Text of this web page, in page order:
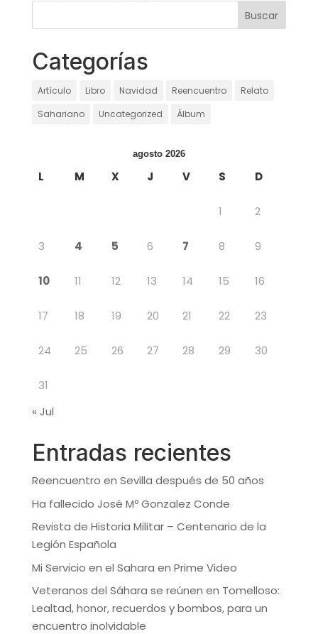
Categorías
Artículo Libro Navidad Reencuentro
Relato
Sahariano
Uncategorized Álbum
agosto 2026
L M X J V S D
1 2
3 4 5 6 7 8 9
10 11 12 13 14 15 16
17 18 19 20 21 22 23
24 25 26 27 28 29 30
31
« Jul
Entradas recientes
Reencuentro en Sevilla después de 50 años
Ha fallecido José Mº Gonzalez Conde
Revista de Historia Militar – Centenario de la
Legión Española
Mi Servicio en el Sahara en Prime Video
Veteranos del Sáhara se reúnen en Tomelloso:
Lealtad, honor, recuerdos y bombos, para un
encuentro inolvidable